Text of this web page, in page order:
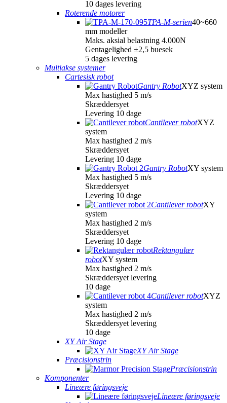
10 dages levering
Roterende motorer
TPA-M-serien40~660
mm modeller
Maks. aksial belastning 4.000N
Gentagelighed ±2,5 buesek
5 dages levering
Multiakse systemer
Cartesisk robot
Gantry RobotXYZ system
Max hastighed 5 m/s
Skræddersyet
Levering 10 dage
Cantilever robotXYZ
system
Max hastighed 2 m/s
Skræddersyet
Levering 10 dage
Gantry RobotXY system
Max hastighed 5 m/s
Skræddersyet
Levering 10 dage
Cantilever robotXY
system
Max hastighed 2 m/s
Skræddersyet
Levering 10 dage
Rektangulær
robotXY system
Max hastighed 2 m/s
Skræddersyet levering
10 dage
Cantilever robotXYZ
system
Max hastighed 2 m/s
Skræddersyet levering
10 dage
XY Air Stage
XY Air Stage
Præcisionstrin
Præcisionstrin
Komponenter
Lineære føringsveje
Lineære føringsveje